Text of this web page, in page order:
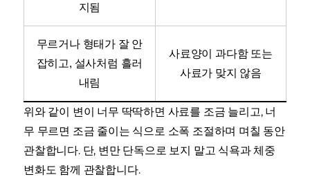
지됨
무르거나 형태가 잘 안
잡히고, 설사처럼 흘러
내림
사료양이 과다함 또는
사료가 맞지 않음
위와 같이 변이 너무 딱딱하면 사료를 조금 늘리고, 너
무 무르면 조금 줄이는 식으로 소폭 조절하며 며칠 동안
관찰합니다. 단, 변만 단독으로 보지 말고 식욕과 체중
변화도 함께 관찰합니다.